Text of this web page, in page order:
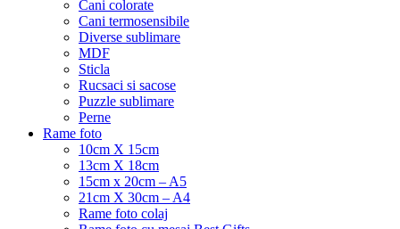
Cani colorate
Cani termosensibile
Diverse sublimare
MDF
Sticla
Rucsaci si sacose
Puzzle sublimare
Perne
Rame foto
10cm X 15cm
13cm X 18cm
15cm x 20cm – A5
21cm X 30cm – A4
Rame foto colaj